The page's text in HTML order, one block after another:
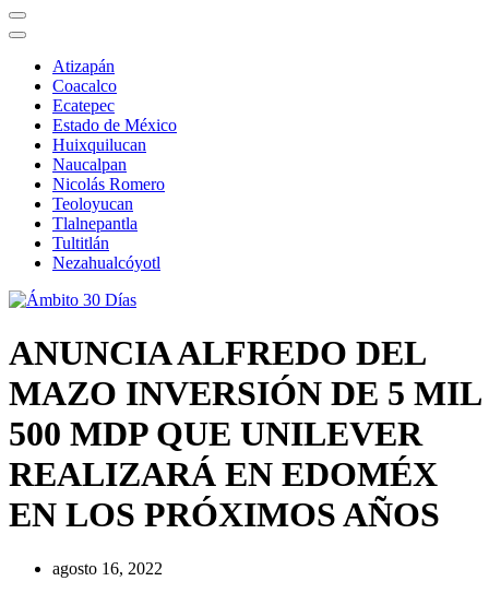
Atizapán
Coacalco
Ecatepec
Estado de México
Huixquilucan
Naucalpan
Nicolás Romero
Teoloyucan
Tlalnepantla
Tultitlán
Nezahualcóyotl
ANUNCIA ALFREDO DEL
MAZO INVERSIÓN DE 5 MIL
500 MDP QUE UNILEVER
REALIZARÁ EN EDOMÉX
EN LOS PRÓXIMOS AÑOS
agosto 16, 2022